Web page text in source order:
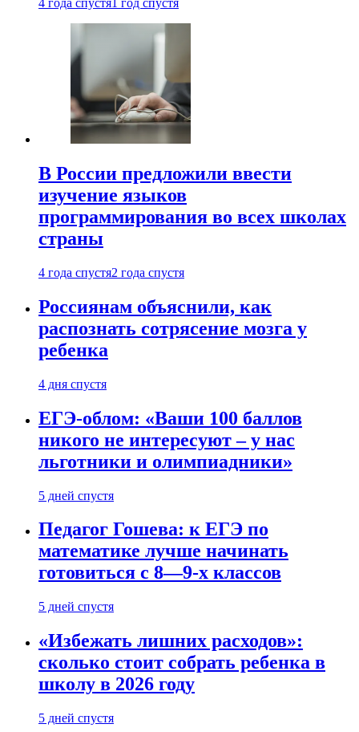
4 года спустя 1 год спустя
В России предложили ввести
изучение языков
программирования во всех школах
страны
4 года спустя2 года спустя
Россиянам объяснили, как
распознать сотрясение мозга у
ребенка
4 дня спустя
ЕГЭ-облом: «Ваши 100 баллов
никого не интересуют – у нас
льготники и олимпиадники»
5 дней спустя
Педагог Гошева: к ЕГЭ по
математике лучше начинать
готовиться с 8—9-х классов
5 дней спустя
«Избежать лишних расходов»:
сколько стоит собрать ребенка в
школу в 2026 году
5 дней спустя